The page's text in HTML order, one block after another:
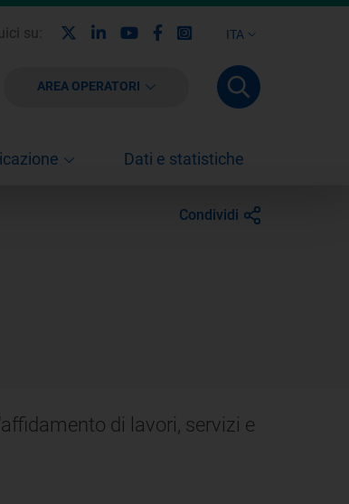
ITA
su: LinkedinYoutubeFacebook
Instagram
AREA OPERATORI
Dati e statistiche
Condividi
di lavori, servizi e